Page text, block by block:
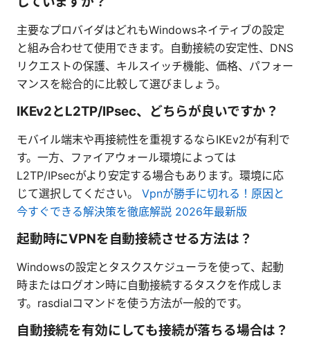
主要なプロバイダはどれもWindowsネイティブの設定
と組み合わせて使用できます。自動接続の安定性、DNS
リクエストの保護、キルスイッチ機能、価格、パフォー
マンスを総合的に比較して選びましょう。
IKEv2とL2TP/IPsec、どちらが良いですか？
モバイル端末や再接続性を重視するならIKEv2が有利で
す。一方、ファイアウォール環境によっては
L2TP/IPsecがより安定する場合もあります。環境に応
じて選択してください。 Vpnが勝手に切れる！原因と
今すぐできる解決策を徹底解説 2026年最新版
起動時にVPNを自動接続させる方法は？
Windowsの設定とタスクスケジューラを使って、起動
時またはログオン時に自動接続するタスクを作成しま
す。rasdialコマンドを使う方法が一般的です。
自動接続を有効にしても接続が落ちる場合は？